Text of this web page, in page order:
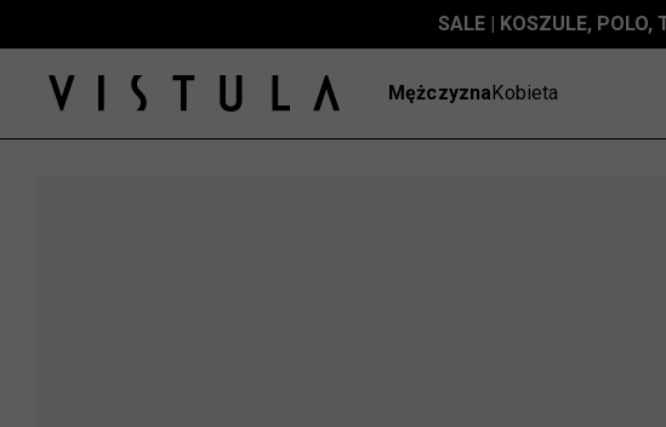
SALE | KOSZULE, POLO,
MężczyznaKobieta